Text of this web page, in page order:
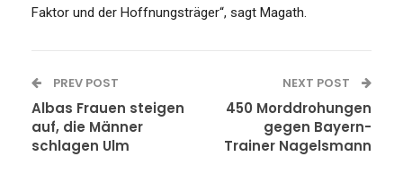
Faktor und der Hoffnungsträger“, sagt Magath.
PREV POST
Albas Frauen steigen
auf, die Männer
schlagen Ulm
NEXT POST
450 Morddrohungen
gegen Bayern-
Trainer Nagelsmann